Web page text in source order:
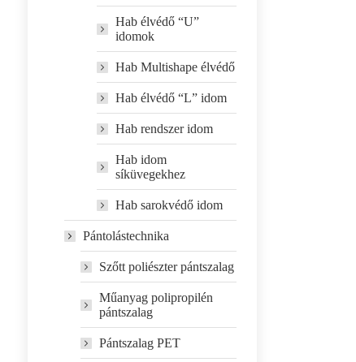
Hab élvédő “U”
idomok
Hab Multishape élvédő
Hab élvédő “L” idom
Hab rendszer idom
Hab idom
síküvegekhez
Hab sarokvédő idom
Pántolástechnika
Szőtt poliészter pántszalag
Műanyag polipropilén
pántszalag
Pántszalag PET